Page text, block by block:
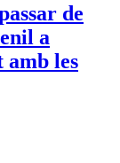
de
a
les